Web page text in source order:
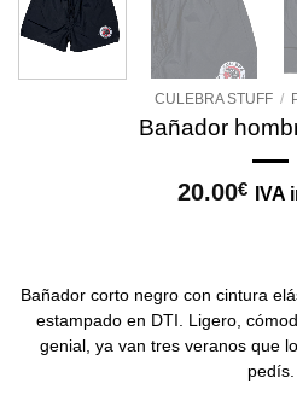
CULEBRA STUFF /
Bañador
20.00€ IVA
Bañador corto negro con cintura
estampado en DTI. Ligero,
genial, ya van tres veranos que
pedís.